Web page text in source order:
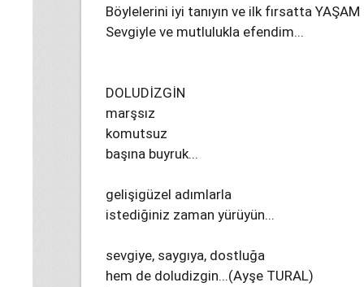
Böylelerini iyi tanıyın ve ilk fırsatta YAŞAM
Sevgiyle ve mutlulukla efendim...
DOLUDİZGİN
marşsız
komutsuz
başına buyruk...
gelişigüzel adımlarla
istediğiniz zaman yürüyün...
sevgiye, saygıya, dostluğa
hem de doludizgin...(Ayşe TURAL)